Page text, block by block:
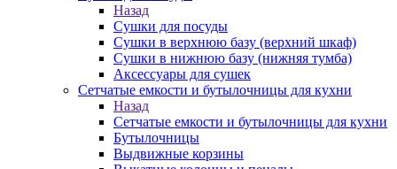
Назад
Сушки для посуды
Сушки в верхнюю базу (верхний шкаф)
Сушки в нижнюю базу (нижняя тумба)
Аксессуары для сушек
Сетчатые емкости и бутылочницы для кухни
Назад
Сетчатые емкости и бутылочницы для кухни
Бутылочницы
Выдвижные корзины